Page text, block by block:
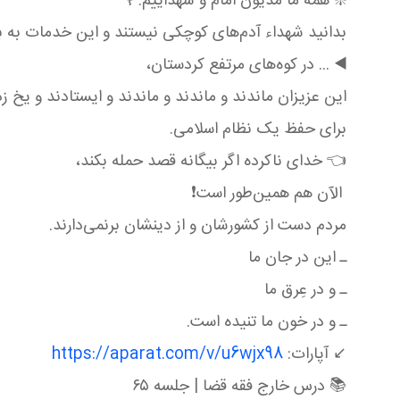
بدانيد شهداء آدم‌های کوچکی نيستند و اين خدمات به
◀️ ... در کوه‌های مرتفع کردستان،
اين عزيزان ماندند و ماندند و ماندند و ايستادند و يخ
برای حفظ يک نظام اسلامی.
👈 خدای ناکرده اگر بيگانه قصد حمله بکند،
الآن هم همين‌طور است❗️
مردم دست از کشورشان و از دينشان برنمی‌دارند.
ـ اين در جان ما
ـ و در عِرق ما
ـ و در خون ما تنيده است.
↙️ آپارات: https://aparat.com/v/u6wjx98
📚 درس خارج فقه قضا | جلسه ۶۵